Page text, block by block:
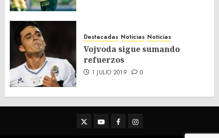
Destacadas Noticias Noticias
Vojvoda sigue sumando
refuerzos
1 JULIO 2019 0
TwitterYoutubeFacebookInstagram